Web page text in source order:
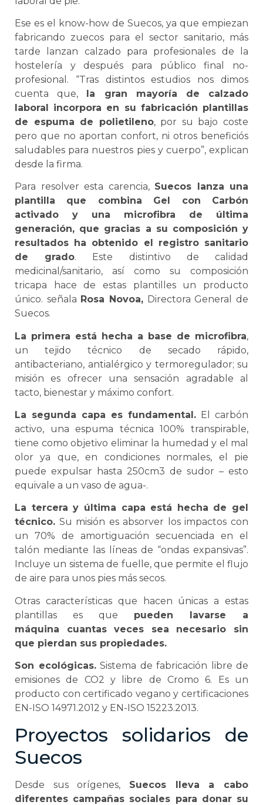
Ese es el know-how de Suecos, ya que empiezan
fabricando zuecos para el sector sanitario, más
tarde lanzan calzado para profesionales de la
hostelería y después para público final no-
profesional. “Tras distintos estudios nos dimos
cuenta que, la gran mayoría de calzado
laboral incorpora en su fabricación plantillas
de espuma de polietileno, por su bajo coste
pero que no aportan confort, ni otros beneficiós
saludables para nuestros pies y cuerpo”, explican
desde la firma.
Para resolver esta carencia, Suecos lanza una
plantilla que combina Gel con Carbón
activado y una microfibra de última
generación, que gracias a su composición y
resultados ha obtenido el registro sanitario
de grado. Este distintivo de calidad
medicinal/sanitario, así como su composición
tricapa hace de estas plantilles un producto
único. señala Rosa Novoa, Directora General de
Suecos.
La primera está hecha a base de microfibra,
un tejido técnico de secado rápido,
antibacteriano, antialérgico y termoregulador; su
misión es ofrecer una sensación agradable al
tacto, bienestar y máximo confort.
La segunda capa es fundamental. El carbón
activo, una espuma técnica 100% transpirable,
tiene como objetivo eliminar la humedad y el mal
olor ya que, en condiciones normales, el pie
puede expulsar hasta 250cm3 de sudor – esto
equivale a un vaso de agua-.
La tercera y última capa está hecha de gel
técnico. Su misión es absorver los impactos con
un 70% de amortiguación secuenciada en el
talón mediante las líneas de “ondas expansivas”.
Incluye un sistema de fuelle, que permite el flujo
de aire para unos pies más secos.
Otras características que hacen únicas a estas
plantillas es que pueden lavarse a
máquina cuantas veces sea necesario sin
que pierdan sus propiedades.
Son ecológicas.Sistema de fabricación libre de
emisiones de CO2 y libre de Cromo 6. Es un
producto con certificado vegano y certificaciones
EN-ISO 14971.2012 y EN-ISO 15223.2013.
Proyectos solidarios de
Suecos
Desde sus orígenes, Suecos lleva a cabo
diferentes campañas sociales para donar su